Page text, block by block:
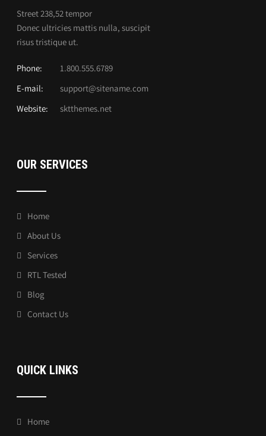
Street 238,52 tempor
Donec ultricies mattis nulla, suscipit
risus tristique ut.
Phone:
1.800.555.6789
E-mail:
support@sitename.com
Website:
sktthemes.net
OUR SERVICES
Home
About Us
Services
RTL Tested
Blog
Contact Us
QUICK LINKS
Home